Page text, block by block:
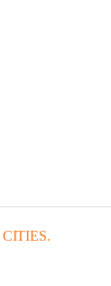
CITIES.